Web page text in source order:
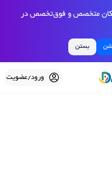
متخصص و فوق‌تخصص در
بستن
ورود/عضویت